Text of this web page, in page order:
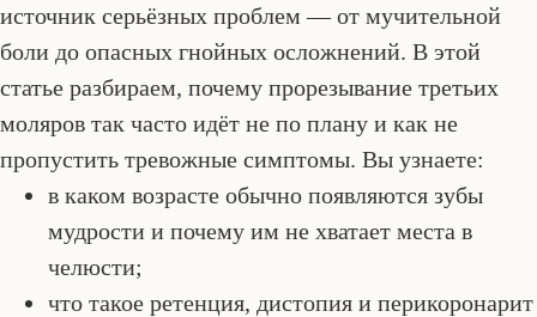
источник серьёзных проблем — от мучительной
боли до опасных гнойных осложнений. В этой
статье разбираем, почему прорезывание третьих
моляров так часто идёт не по плану и как не
пропустить тревожные симптомы. Вы узнаете:
в каком возрасте обычно появляются зубы
мудрости и почему им не хватает места в
челюсти;
что такое ретенция, дистопия и перикоронарит